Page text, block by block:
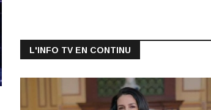
L'INFO TV EN CONTINU